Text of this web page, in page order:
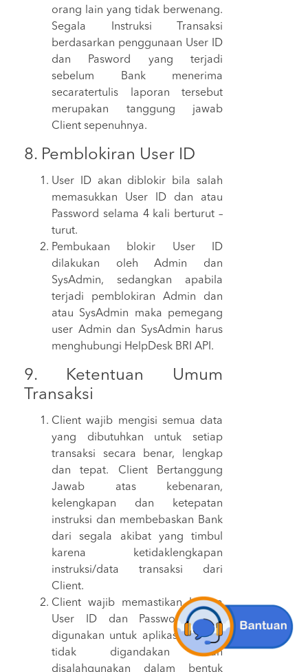
orang lain yang tidak berwenang.
Segala Instruksi Transaksi
berdasarkan penggunaan User ID
dan Pasword yang terjadi
sebelum Bank menerima
secaratertulis laporan tersebut
merupakan tanggung jawab
Client sepenuhnya.
8. Pemblokiran User ID
User ID akan diblokir bila salah
memasukkan User ID dan atau
Password selama 4 kali berturut –
turut.
Pembukaan blokir User ID
dilakukan oleh Admin dan
SysAdmin, sedangkan apabila
terjadi pemblokiran Admin dan
atau SysAdmin maka pemegang
user Admin dan SysAdmin harus
menghubungi HelpDesk BRI API.
9. Ketentuan Umum
Transaksi
Client wajib mengisi semua data
yang dibutuhkan untuk setiap
transaksi secara benar, lengkap
dan tepat. Client Bertanggung
Jawab atas kebenaran,
kelengkapan dan ketepatan
instruksi dan membebaskan Bank
dari segala akibat yang timbul
karena ketidaklengkapan
instruksi/data transaksi dari
Client.
Client wajib memastikan bahwa
User ID dan Password yang
digunakan untuk aplikasi BRI API
tidak digandakan dan
disalahgunakan dalam bentuk